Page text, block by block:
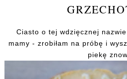
Ciasto o tej wdzięcznej
mamy - zrobiłam na próbę i
piekę